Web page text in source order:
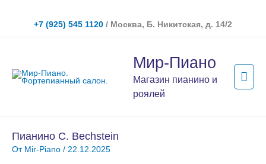
содержимому
+7 (925) 545 1120 / Москва, Б. Никитская, д. 14/2
Мир-Пиано
Магазин пианино и
роялей
Пианино C. Bechstein
От Mir-Piano / 22.12.2025